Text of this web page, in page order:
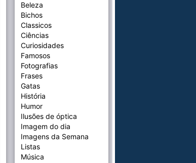
Beleza
Bichos
Classicos
Ciências
Curiosidades
Famosos
Fotografias
Frases
Gatas
História
Humor
Ilusões de óptica
Imagem do dia
Imagens da Semana
Listas
Música